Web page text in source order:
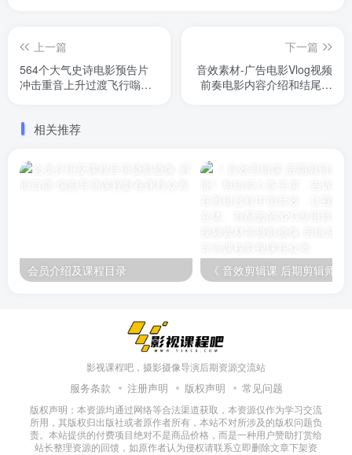
上一篇
564个大气史诗电影预告片
冲击重音上升过渡飞行嗡嗡
下一篇
音效素材-广告电影Vlog视频
前奏电影内容介绍和结尾音
相关推荐
会员介绍及课程目录
影视课程吧，摄影摄像导演后期资源交流站
服务条款 注册声明 版权声明 常见问题
版权声明：本资源均通过网络等合法渠道获取，本资源仅作为学习交流
所用，其版权归出版社或者原作者所有，本站不对所涉及的版权问题负
责。本站提供的付费项目绝对不是商品价格，而是一种用户赞助打赏给
站长整理资源的回馈，如原作者认为侵权请联系立即删除文章下架资